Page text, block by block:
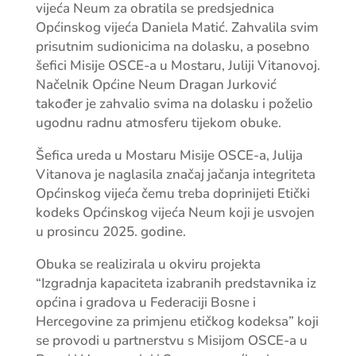
vijeća Neum za obratila se predsjednica
Općinskog vijeća Daniela Matić. Zahvalila svim
prisutnim sudionicima na dolasku, a posebno
šefici Misije OSCE-a u Mostaru, Juliji Vitanovoj.
Načelnik Općine Neum Dragan Jurković
također je zahvalio svima na dolasku i poželio
ugodnu radnu atmosferu tijekom obuke.
Šefica ureda u Mostaru Misije OSCE-a, Julija
Vitanova je naglasila značaj jačanja integriteta
Općinskog vijeća čemu treba doprinijeti Etički
kodeks Općinskog vijeća Neum koji je usvojen
u prosincu 2025. godine.
Obuka se realizirala u okviru projekta
“Izgradnja kapaciteta izabranih predstavnika iz
općina i gradova u Federaciji Bosne i
Hercegovine za primjenu etičkog kodeksa” koji
se provodi u partnerstvu s Misijom OSCE-a u